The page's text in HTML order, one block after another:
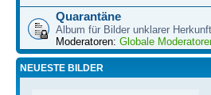
Quarantäne
Album für Bilder unklarer Herkunft
Moderatoren: Globale
NEUESTE BILDER